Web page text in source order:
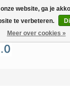
website, ga je
te verbeteren.
Meer over cookies »